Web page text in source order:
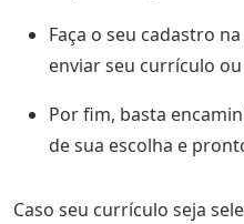
Faça o seu cadastro
enviar seu currículo
Por fim, basta
de sua escolha e
Caso seu currículo seja